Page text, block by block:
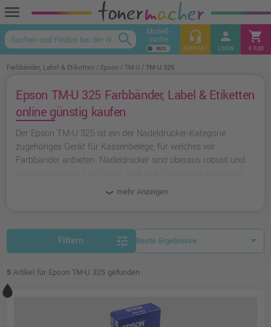
menu
keyboard_arrow_up
search Modell-
suche headset_mic
KONTAKT
person
LOGIN
shopping_cart
€ 0,00
Farbbänder, Label & Etiketten Epson TM-U TM-U 325
Epson TM-U 325 Farbbänder, Label & Etiketten
online günstig kaufen
Der Epson TM-U 325 ist ein der Nadeldrucker-Kategorie
zugehöriges Gerät für Kassenbelege, für welches wir
Farbbänder anbieten. Nadeldrucker sind überaus robust und
sind und damit von jedem hergestellt werden dürfen.
mehr Anzeigen
Filtern tune
5 Artikel für Epson TM-U 325 gefunden